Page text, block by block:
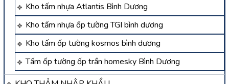
Kho tấm nhựa Atlantis Bình Dương
Kho tấm nhựa ốp tường TGI bình dương
Kho tấm ốp tường kosmos bình dương
Tấm ốp tường ốp trần homesky Bình Dương